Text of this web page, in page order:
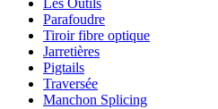
Les Outils
Parafoudre
Tiroir fibre optique
Jarretières
Pigtails
Traversée
Manchon Splicing